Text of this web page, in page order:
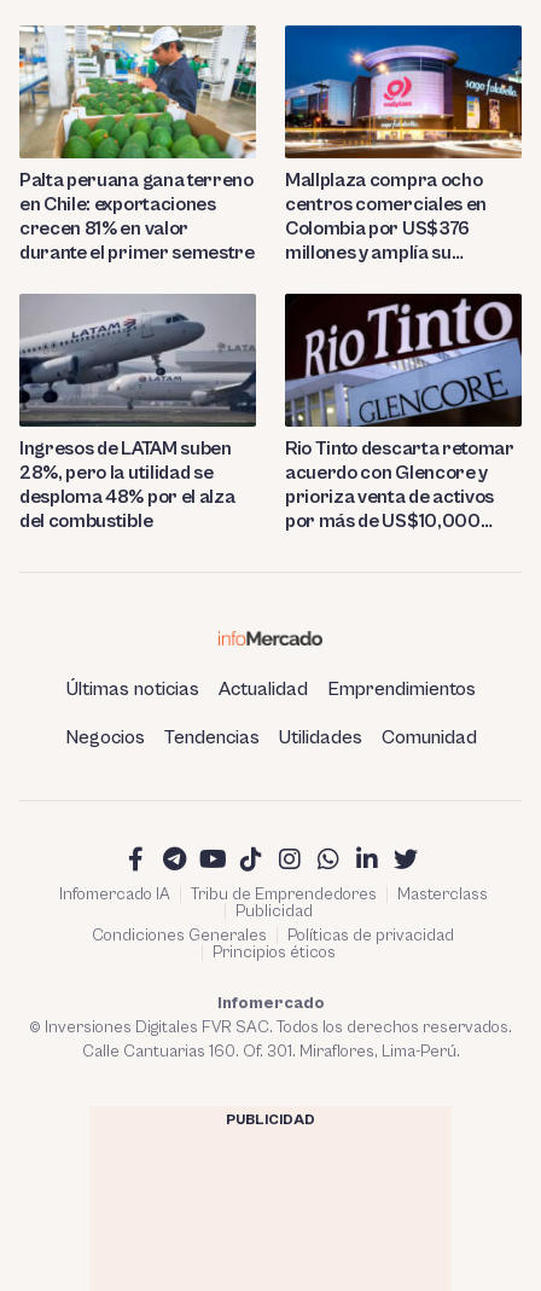
Palta peruana gana terreno
en Chile: exportaciones
crecen 81% en valor
durante el primer semestre
Mallplaza compra ocho
centros comerciales en
Colombia por US$376
millones y amplía su
Ingresos de LATAM suben
28%, pero la utilidad se
desploma 48% por el alza
del combustible
Rio Tinto descarta retomar
acuerdo con Glencore y
prioriza venta de activos
por más de US$10,000
Últimas noticias Actualidad Emprendimientos
Negocios Tendencias Utilidades Comunidad
Infomercado IA Tribu de Emprendedores
Masterclass
Publicidad
Condiciones Generales
Políticas de privacidad
Principios éticos
Infomercado
© Inversiones Digitales FVR SAC. Todos los derechos reservados.
Calle Cantuarias 160. Of. 301. Miraflores, Lima-Perú.
PUBLICIDAD